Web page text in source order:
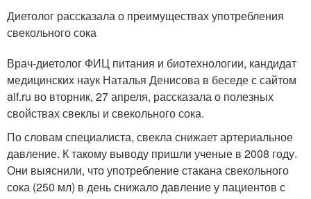
Диетолог рассказала о преимуществах употребления
свекольного сока
Врач-диетолог ФИЦ питания и биотехнологии, кандидат
медицинских наук Наталья Денисова в беседе с сайтом
aif.ru во вторник, 27 апреля, рассказала о полезных
свойствах свеклы и свекольного сока.
По словам специалиста, свекла снижает артериальное
давление. К такому выводу пришли ученые в 2008 году.
Они выяснили, что употребление стакана свекольного
сока (250 мл) в день снижало давление у пациентов с